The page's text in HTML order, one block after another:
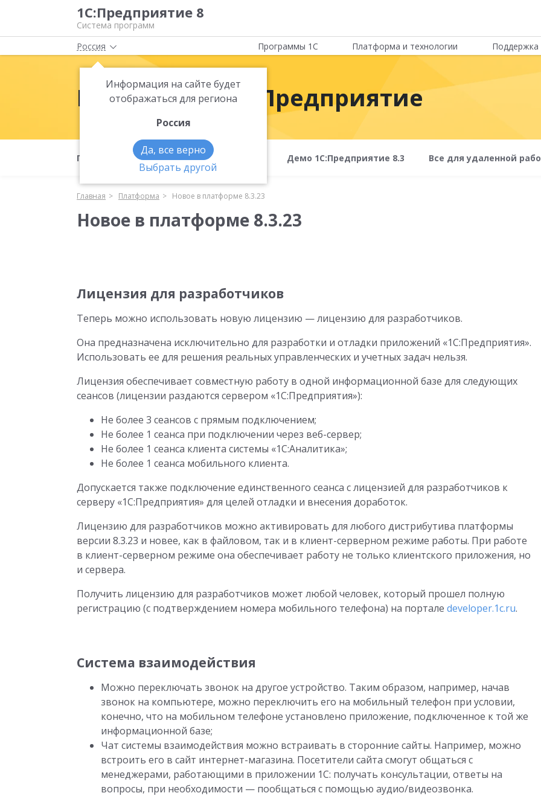
1С:Предприятие 8
Система программ
Россия
Информация на сайте будет
отображаться для региона
Россия
Да, все верно
Выбрать другой
Программы 1С Платформа и технологии Поддержка
Платформа 1С:Предприятие
Полезные материалы Что нового Демо 1С:Предприятие 8.3 Все для удаленной
Главная Платформа Новое в платформе 8.3.23
Новое в платформе 8.3.23
Лицензия для разработчиков
Теперь можно использовать новую лицензию — лицензию для разработчиков.
Она предназначена исключительно для разработки и отладки приложений «1С:Предприятия».
Использовать ее для решения реальных управленческих и учетных задач нельзя.
Лицензия обеспечивает совместную работу в одной информационной базе для следующих
сеансов (лицензии раздаются сервером «1С:Предприятия»):
Не более 3 сеансов с прямым подключением;
Не более 1 сеанса при подключении через веб-сервер;
Не более 1 сеанса клиента системы «1С:Аналитика»;
Не более 1 сеанса мобильного клиента.
Допускается также подключение единственного сеанса с лицензией для разработчиков к
серверу «1С:Предприятия» для целей отладки и внесения доработок.
Лицензию для разработчиков можно активировать для любого дистрибутива платформы
версии 8.3.23 и новее, как в файловом, так и в клиент-серверном режиме работы. При работе
в клиент-серверном режиме она обеспечивает работу не только клиентского приложения, но
и сервера.
Получить лицензию для разработчиков может любой человек, который прошел полную
регистрацию (с подтверждением номера мобильного телефона) на портале developer.1c.ru.
Система взаимодействия
Можно переключать звонок на другое устройство. Таким образом, например, начав
звонок на компьютере, можно переключить его на мобильный телефон при условии,
конечно, что на мобильном телефоне установлено приложение, подключенное к той же
информационной базе;
Чат системы взаимодействия можно встраивать в сторонние сайты. Например, можно
встроить его в сайт интернет-магазина. Посетители сайта смогут общаться с
менеджерами, работающими в приложении 1С: получать консультации, ответы на
вопросы, при необходимости — пообщаться с помощью аудио/видеозвонка.